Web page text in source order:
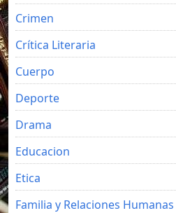
Crimen
Crítica Literaria
Cuerpo
Deporte
Drama
Educacion
Etica
Familia y Relaciones Humanas